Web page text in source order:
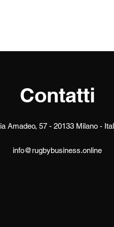
Contatti
Amadeo, 57 - 20133 Milano -
info@rugbybusiness.online